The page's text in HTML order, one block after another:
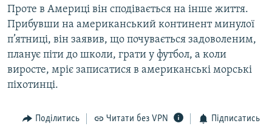
Проте в Америці він сподівається на інше життя.
Прибувши на американський континент минулої
п’ятниці, він заявив, що почувається задоволеним,
планує піти до школи, грати у футбол, а коли
виросте, мріє записатися в американські морські
піхотинці.
Поділитись Читати без VPN Підписатись